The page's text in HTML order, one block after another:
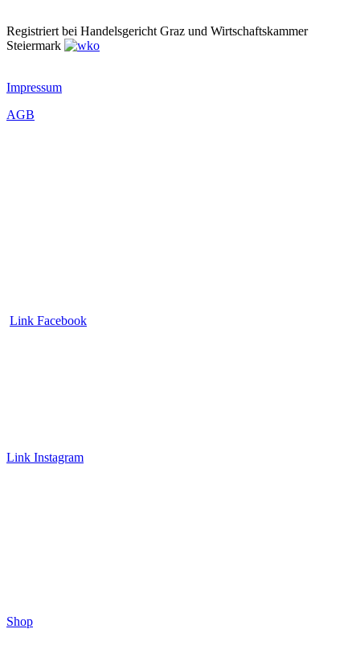
Registriert bei Handelsgericht Graz und Wirtschaftskammer
Steiermark
Impressum
AGB
Link Facebook
Link Instagram
Shop